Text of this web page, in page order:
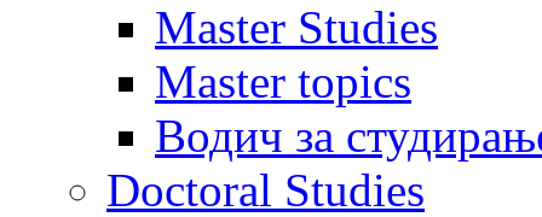
Master Studies
Master topics
Водич за
Doctoral Studies